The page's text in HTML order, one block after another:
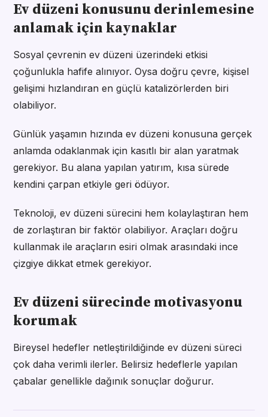
Ev düzeni konusunu derinlemesine
anlamak için kaynaklar
Sosyal çevrenin ev düzeni üzerindeki etkisi
çoğunlukla hafife alınıyor. Oysa doğru çevre, kişisel
gelişimi hızlandıran en güçlü katalizörlerden biri
olabiliyor.
Günlük yaşamın hızında ev düzeni konusuna gerçek
anlamda odaklanmak için kasıtlı bir alan yaratmak
gerekiyor. Bu alana yapılan yatırım, kısa sürede
kendini çarpan etkiyle geri ödüyor.
Teknoloji, ev düzeni sürecini hem kolaylaştıran hem
de zorlaştıran bir faktör olabiliyor. Araçları doğru
kullanmak ile araçların esiri olmak arasındaki ince
çizgiye dikkat etmek gerekiyor.
Ev düzeni sürecinde motivasyonu
korumak
Bireysel hedefler netleştirildiğinde ev düzeni süreci
çok daha verimli ilerler. Belirsiz hedeflerle yapılan
çabalar genellikle dağınık sonuçlar doğurur.